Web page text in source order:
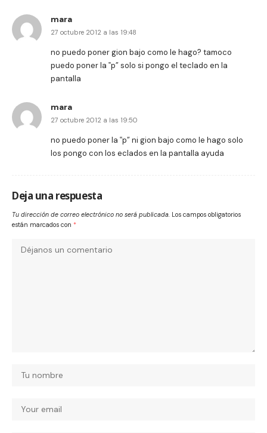
mara
27 octubre 2012 a las 19:48
no puedo poner gion bajo como le hago? tamoco
puedo poner la ‟p” solo si pongo el teclado en la
pantalla
mara
27 octubre 2012 a las 19:50
no puedo poner la ‟p” ni gion bajo como le hago solo
los pongo con los eclados en la pantalla ayuda
Deja una respuesta
Tu dirección de correo electrónico no será publicada. Los campos obligatorios
están marcados con *